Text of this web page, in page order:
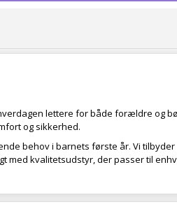
lettere for både forældre og
og sikkerhed.
behov i barnets første år. Vi
med kvalitetsudstyr, der passer til